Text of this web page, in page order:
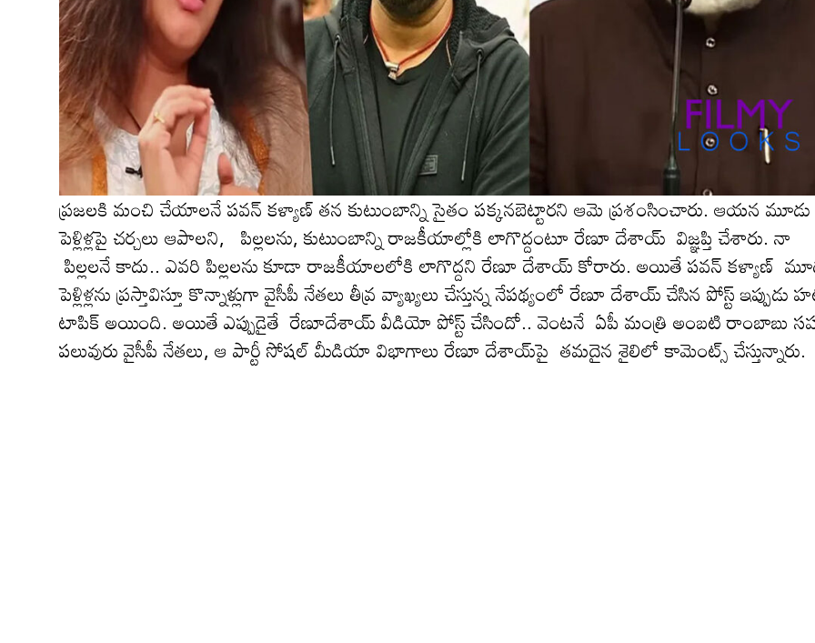
ప్ర‌జ‌ల‌కి మంచి చేయాల‌నే ప‌వ‌న్ క‌ళ్యాణ్ త‌న కుటుంబాన్ని సైతం పక్కనబెట్టారని ఆమె ప్రశంసించారు. ఆయ‌న మూడు
పెళ్లిళ్లపై చర్చలు ఆపాల‌ని, పిల్లలను, కుటుంబాన్ని రాజకీయాల్లోకి లాగొద్దంటూ రేణూ దేశాయ్ విజ్ఞప్తి చేశారు. నా
పిల్లలనే కాదు.. ఎవరి పిల్లలను కూడా రాజ‌కీయాల‌లోకి లాగొద్దని రేణూ దేశాయ్ కోరారు. అయితే ప‌వ‌న్ క‌ళ్యాణ్
పెళ్లిళ్లను ప్రస్తావిస్తూ కొన్నాళ్లుగా వైసీపీ నేత‌లు తీవ్ర వ్యాఖ్య‌లు చేస్తున్న నేప‌థ్యంలో రేణూ దేశాయ్ చేసిన పోస్ట్ ఇప్పుడు
టాపిక్ అయింది. అయితే ఎప్పుడైతే రేణూదేశాయ్ వీడియో పోస్ట్ చేసిందో.. వెంటనే ఏపీ మంత్రి అంబటి రాంబాబు
పలువురు వైసీపీ నేతలు, ఆ పార్టీ సోషల్ మీడియా విభాగాలు రేణూ దేశాయ్‌పై త‌మ‌దైన శైలిలో కామెంట్స్ చేస్తున్నారు.